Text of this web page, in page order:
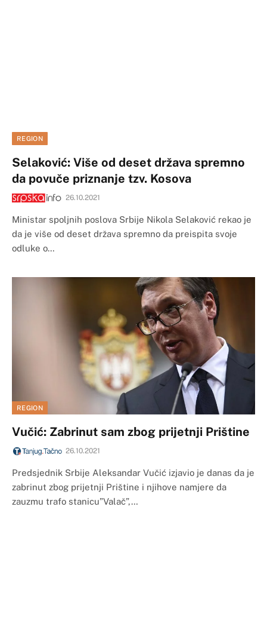
REGION
Selaković: Više od deset država spremno
da povuče priznanje tzv. Kosova
26.10.2021
Ministar spoljnih poslova Srbije Nikola Selaković rekao je
da je više od deset država spremno da preispita svoje
odluke o…
REGION
Vučić: Zabrinut sam zbog prijetnji Prištine
26.10.2021
Predsjednik Srbije Aleksandar Vučić izjavio je danas da je
zabrinut zbog prijetnji Prištine i njihove namjere da
zauzmu trafo stanicu”Valač”,…